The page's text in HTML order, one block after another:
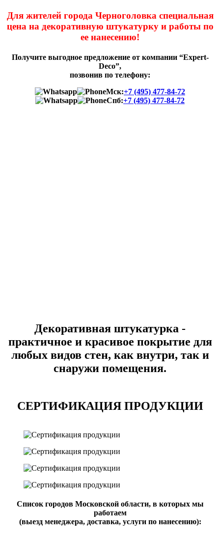
Для жителей города Черноголовка специальная
цена на декоративную штукатурку и работы по
ее нанесению!
Получите выгодное предложение от компании “Expert-
Deco”,
позвонив по телефону:
Мск:+7 (495) 477-84-72
Спб:+7 (495) 477-84-72
Декоративная штукатурка -
практичное и красивое покрытие для
любых видов стен, как внутри, так и
снаружи помещения.
СЕРТИФИКАЦИЯ ПРОДУКЦИИ
Список городов Московской области, в которых мы
работаем
(выезд менеджера, доставка, услуги по нанесению):